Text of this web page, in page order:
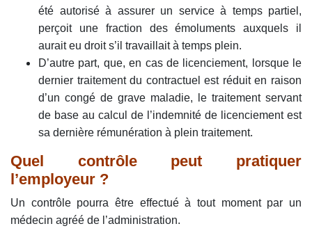
été autorisé à assurer un service à temps partiel,
perçoit une fraction des émoluments auxquels il
aurait eu droit s’il travaillait à temps plein.
D’autre part, que, en cas de licenciement, lorsque le
dernier traitement du contractuel est réduit en raison
d’un congé de grave maladie, le traitement servant
de base au calcul de l’indemnité de licenciement est
sa dernière rémunération à plein traitement.
Quel contrôle peut pratiquer
l’employeur ?
Un contrôle pourra être effectué à tout moment par un
médecin agréé de l’administration.